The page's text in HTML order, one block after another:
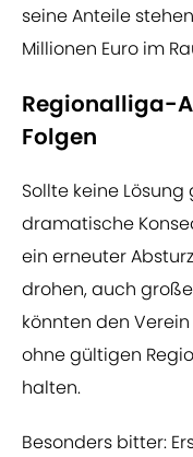
seine Anteile
Millionen Euro im
Regionalliga-
Folgen
Sollte keine
dramatische
ein erneuter
drohen, auch
könnten den
ohne gültigen
halten.
Besonders bitter: